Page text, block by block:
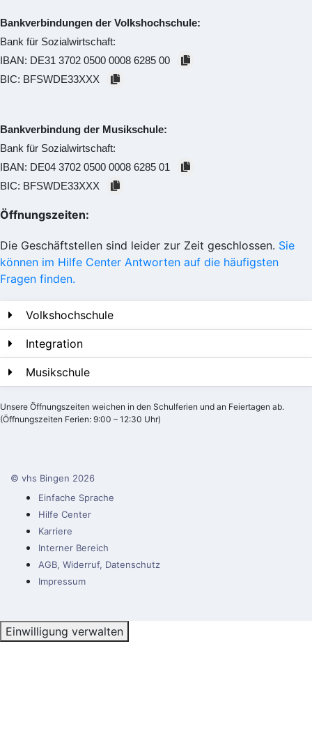
Bankverbindungen der Volkshochschule:
Bank für Sozialwirtschaft:
IBAN: DE31 3702 0500 0008 6285 00
BIC: BFSWDE33XXX
Bankverbindung der Musikschule:
Bank für Sozialwirtschaft:
IBAN: DE04 3702 0500 0008 6285 01
BIC: BFSWDE33XXX
Öffnungszeiten:
Die Geschäftstellen sind leider zur Zeit geschlossen. Sie
können im Hilfe Center Antworten auf die häufigsten
Fragen finden.
Volkshochschule
Integration
Musikschule
Unsere Öffnungszeiten weichen in den Schulferien und an Feiertagen ab.
(Öffnungszeiten Ferien: 9:00 – 12:30 Uhr)
© vhs Bingen 2026
Einfache Sprache
Hilfe Center
Karriere
Interner Bereich
AGB, Widerruf, Datenschutz
Impressum
Einwilligung verwalten